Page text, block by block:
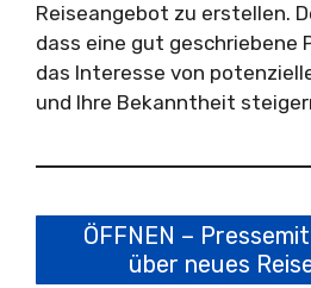
Reiseangebot zu erstellen.
dass eine gut geschriebene
das Interesse von
und Ihre Bekanntheit
ÖFFNEN –
über neues